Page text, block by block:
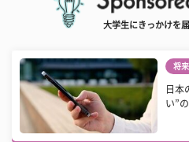
大学生にきっかけを
将
日本
い”